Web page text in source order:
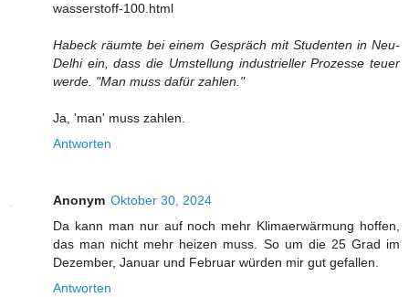
wasserstoff-100.html
Habeck räumte bei einem Gespräch mit Studenten in Neu-
Delhi ein, dass die Umstellung industrieller Prozesse teuer
werde. "Man muss dafür zahlen."
Ja, 'man' muss zahlen.
Antworten
Anonym Oktober 30, 2024
Da kann man nur auf noch mehr Klimaerwärmung hoffen,
das man nicht mehr heizen muss. So um die 25 Grad im
Dezember, Januar und Februar würden mir gut gefallen.
Antworten